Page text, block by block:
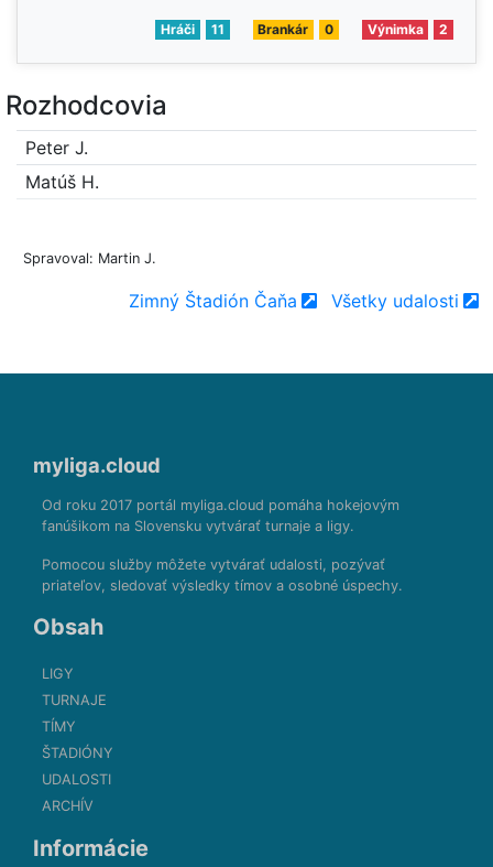
Hráči 11 Brankár 0 Výnimka 2
Rozhodcovia
Peter J.
Matúš H.
Spravoval: Martin J.
Zimný Štadión Čaňa Všetky udalosti
myliga.cloud
Od roku 2017 portál myliga.cloud pomáha hokejovým
fanúšikom na Slovensku vytvárať turnaje a ligy.
Pomocou služby môžete vytvárať udalosti, pozývať
priateľov, sledovať výsledky tímov a osobné úspechy.
Obsah
LIGY
TURNAJE
TÍMY
ŠTADIÓNY
UDALOSTI
ARCHÍV
Informácie